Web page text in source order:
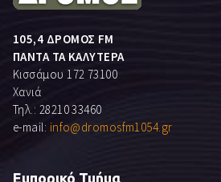
105,4 ΔΡΟΜΟΣ FM
ΠΑΝΤΑ ΤΑ ΚΑΛΥΤΕΡΑ
Κισσάμου 172 73100
Χανιά
Τηλ.: 28210 33460
e-mail: info@dromosfm1054.gr
Εμπορικό Τμήμα